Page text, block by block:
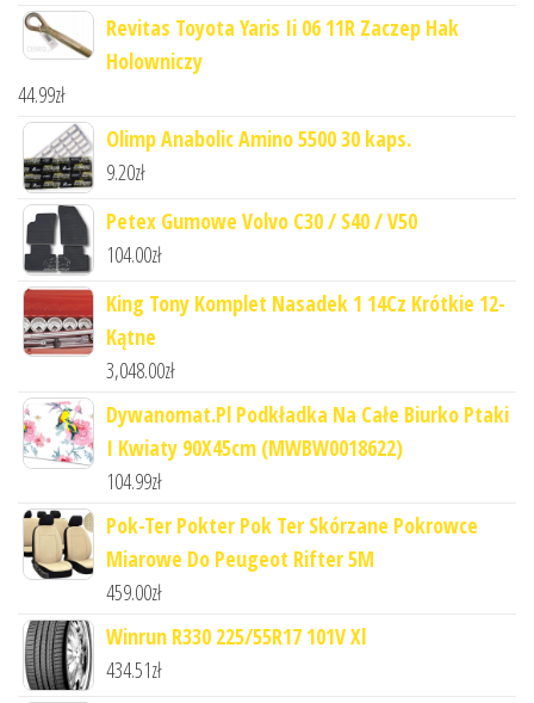
Revitas Toyota Yaris Ii 06 11R Zaczep Hak
Holowniczy
44.99zł
Olimp Anabolic Amino 5500 30 kaps.
9.20zł
Petex Gumowe Volvo C30 / S40 / V50
104.00zł
King Tony Komplet Nasadek 1 14Cz Krótkie 12-
Kątne
3,048.00zł
Dywanomat.Pl Podkładka Na Całe Biurko Ptaki
I Kwiaty 90X45cm (MWBW0018622)
104.99zł
Pok-Ter Pokter Pok Ter Skórzane Pokrowce
Miarowe Do Peugeot Rifter 5M
459.00zł
Winrun R330 225/55R17 101V Xl
434.51zł